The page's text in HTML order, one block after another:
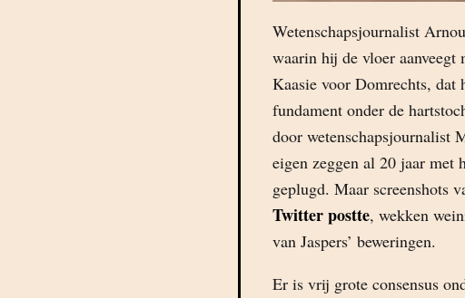
Wetenschapsjournalist
waarin hij de vloer aanveegt
Kaasie voor Domrechts, dat
fundament onder de
door wetenschapsjournalist
eigen zeggen al 20 jaar met
geplugd. Maar screenshots
Twitter postte, wekken
van Jaspers’ beweringen.
Er is vrij grote consensus